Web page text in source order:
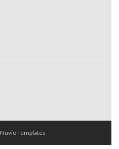
Nuvio Templates